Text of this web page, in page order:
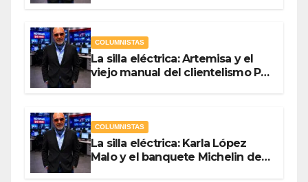
COLUMNISTAS
La silla eléctrica: Artemisa y el
viejo manual del clientelismo Por
COLUMNISTAS
La silla eléctrica: Karla López
Malo y el banquete Michelin del